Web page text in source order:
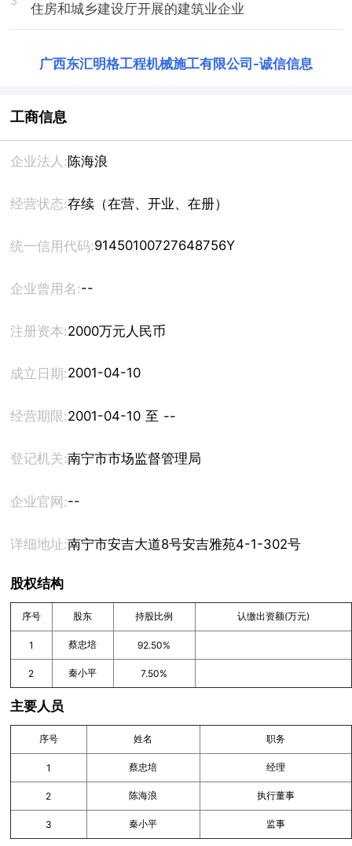
住房和城乡建设厅开展的建筑业企业
广西东汇明格工程机械施工有限公司 -诚信信息
工商信息
企业法人: 陈海浪
经营状态:存续（在营、开业、在册）
统一信用代码:91450100727648756Y
企业曾用名:--
注册资本:2000万元人民币
成立日期:2001-04-10
经营期限: 2001-04-10 至 --
登记机关:南宁市市场监督管理局
企业官网:--
详细地址:南宁市安吉大道8号安吉雅苑4-1-302号
股权结构
序号 股东 持股比例 认缴出资额(万元)
1 蔡忠培 92.50%
2 秦小平 7.50%
主要人员
序号 姓名 职务
1 蔡忠培 经理
2 陈海浪 执行董事
3 秦小平 监事